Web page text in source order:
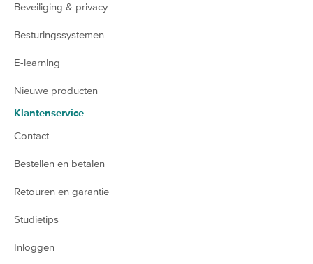
Beveiliging & privacy
Besturingssystemen
E-learning
Nieuwe producten
Klantenservice
Contact
Bestellen en betalen
Retouren en garantie
Studietips
Inloggen